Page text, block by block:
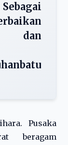
dan
Pusaka
beragam